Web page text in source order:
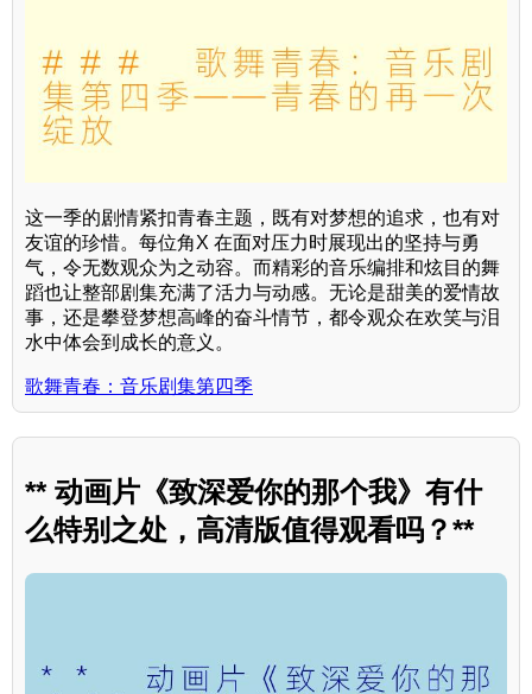
这一季的剧情紧扣青春主题，既有对梦想的追求，也有对
友谊的珍惜。每位角X 在面对压力时展现出的坚持与勇
气，令无数观众为之动容。而精彩的音乐编排和炫目的舞
蹈也让整部剧集充满了活力与动感。无论是甜美的爱情故
事，还是攀登梦想高峰的奋斗情节，都令观众在欢笑与泪
水中体会到成长的意义。
歌舞青春：音乐剧集第四季
** 动画片《致深爱你的那个我》有什
么特别之处，高清版值得观看吗？**